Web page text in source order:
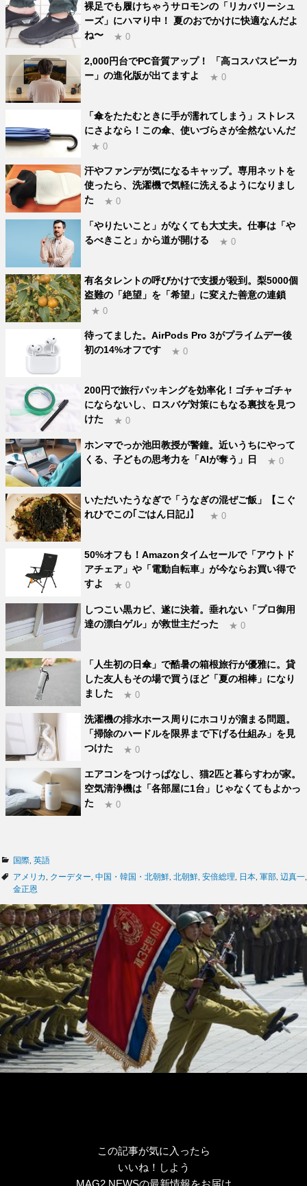
裸足でも履けちゃうサロモンの「リカバリーシュ
ーズ」にハマり中！ 夏のおでかけに快適なんだよ
ね〜
★ 0
2,000円台でPC音質アップ！ 「高コスパスピーカ
ー」の進化版が出てますよ
★ 0
「傘をたたむときに手が濡れてしまう」ストレス
にさよなら！この傘、使いづらさが全然ないんだ
★ 0
汗やファンデが気になるキャップ。専用ネットを
使ったら、洗濯機で気軽に洗えるようになりまし
た
★ 0
「やりたいこと」がなくても大丈夫。仕事は「や
るべきこと」から道が開ける
★ 0
有名タレントの呼びかけで支援が殺到。梨5000個
盗難の「絶望」を「希望」に変えた善意の連鎖
★ 0
待ってました。AirPods Pro 3がプライムデー後
初の14%オフです
★ 0
200円で旅行パッキングを効率化！ゴチャゴチャ
にならないし、ロスバゲ対策にもなる裏技を見つ
けた
★ 0
ホンマでっか池田教授が警鐘。近いうちにやって
くる、子どもの思考力を「AIが奪う」日
★ 0
いただいたうなぎで「うなぎの混ぜご飯」【こぐ
れひでこの｢ごはん日記｣】
★ 0
50%オフも！Amazonタイムセールで「アウトド
アチェア」や「電動自転車」が今ならお買い得で
すよ
★ 0
しつこい黒カビ、遂に決着。垂れない「プロ御用
達の漂白ゲル」が救世主だった
★ 0
「人生初の日傘」で酷暑の箱根旅行が優雅に。貸
した友人もその場で買うほど「夏の相棒」になり
ました
★ 0
洗濯機の排水ホース周りにホコリが溜まる問題。
「掃除のハードルを限界まで下げる仕組み」を見
つけた
★ 0
エアコンをつけっぱなし、猫2匹と暮らすわが家。
空気清浄機は「各部屋に1台」じゃなくてもよかっ
た
★ 0
カ
テ
ゴ
ー
国際 英語
タ
グ
アメリカ クーデター 中国・韓国・北朝鮮 北朝鮮 安倍総理 日本 軍部 辺真一
金正恩
この記事が気に入ったら
いいね！しよう
MAG2 NEWSの最新情報をお届け